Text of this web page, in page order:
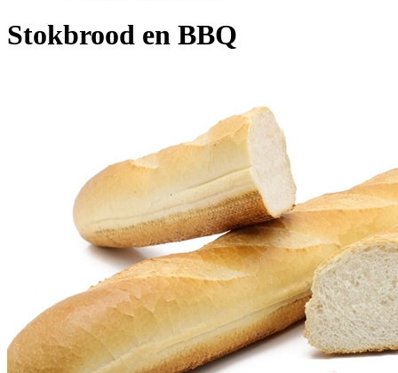
Stokbrood en BBQ